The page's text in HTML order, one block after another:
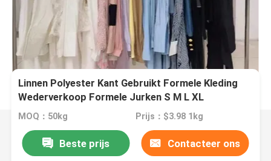
Linnen Polyester Kant Gebruikt Formele Kleding
Wederverkoop Formele Jurken S M L XL
MOQ：50kg Prijs：$3.98 1kg
Beste prijs Contacteer ons